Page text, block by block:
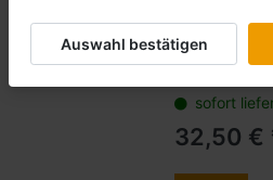
Art.-Nr.
* Preise inkl.
sofort
32,50 €
Auswahl bestätigen